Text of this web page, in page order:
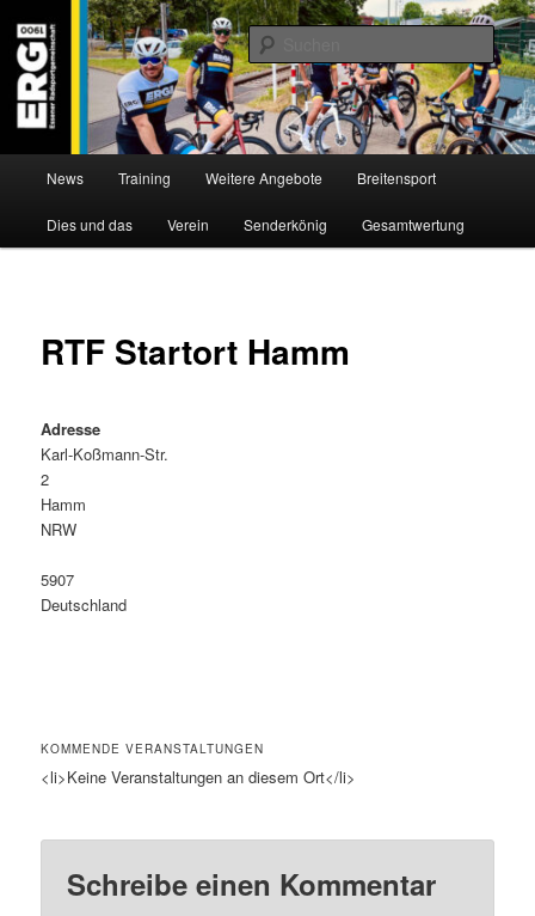
Inhalt
wechseln
ERG 1900 e.V
Willkommen bei der Essener Radsportgemeinschaft
News Training Weitere Angebote Breitensport
Dies und das Verein Senderkönig Gesamtwertung
RTF Startort Hamm
Adresse
Karl-Koßmann-Str.
2
Hamm
NRW
5907
Deutschland
KOMMENDE VERANSTALTUNGEN
<li>Keine Veranstaltungen an diesem Ort</li>
Schreibe einen Kommentar